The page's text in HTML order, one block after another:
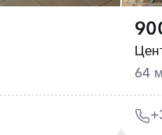
64